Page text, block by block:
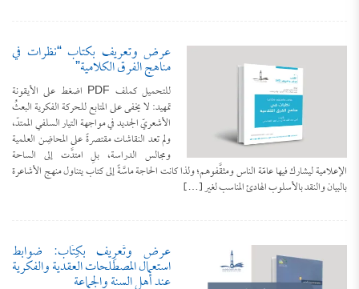
عرض وتعريف بكتاب “نظرات في
مناهج الفرق الكلامية”
للتحميل كملف PDF اضغط على الأيقونة
تمهيد: لا يخفى على المتابع للحركة الفكرية البعثُ
الأشعريّ الجديد في مواجهة التيار السلفي الممتدّ،
ولم تعد النقاشات مقتصرةً على المحاضِن العلمية
ومجالس الدراسة، بلِ امتدَّت إلى الساحة
الإعلامية ليشارك فيها عامّة الناس ومثقَّفوهم؛ ولذا كانت الحاجة ماسَّةً إلى كتاب يتناول منهج الأشاعرة
بالبيان والنقد بالأسلوب الهادئ المناسب لغير […]
عرض وتَعرِيف بكِتَاب: ضوابط
استعمال المصطلحات العقدية والفكرية
عند أهل السنة والجماعة